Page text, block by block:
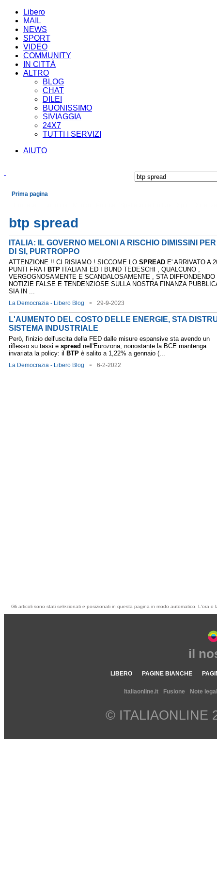
Libero
MAIL
NEWS
SPORT
VIDEO
COMMUNITY
IN CITTÀ
ALTRO
BLOG
CHAT
DILEI
BUONISSIMO
SIVIAGGIA
24X7
TUTTI I SERVIZI
AIUTO
Prima pagina
btp spread
ITALIA: IL GOVERNO MELONI A RISCHIO DIMISSINI
DI SI, PURTROPPO
ATTENZIONE !! CI RISIAMO ! SICCOME LO SPREAD E' ARRIVATO A
PUNTI FRA I
BTP ITALIANI ED I BUND TEDESCHI , QUALCUNO ,
VERGOGNOSAMENTE E SCANDALOSAMENTE , STA DIFFONDENDO
NOTIZIE FALSE E TENDENZIOSE SULLA NOSTRA FINANZA
SIA IN ...
La Democrazia - Libero Blog - 29-9-2023
L'AUMENTO DEL COSTO DELLE ENERGIE, STA
SISTEMA INDUSTRIALE
Però, l'inizio dell'uscita della FED dalle misure espansive sta avendo un
riflesso su tassi e spread nell'Eurozona, nonostante la BCE mantenga
invariata la policy: il
BTP è salito a 1,22% a gennaio (...
La Democrazia - Libero Blog - 6-2-2022
Gli articoli sono stati selezionati e posizionati in questa pagina in modo automatico. L'ora
il
LIBERO PAGINE BIANCHE
Italiaonline.it Fusione Note
© ITALIAONLINE